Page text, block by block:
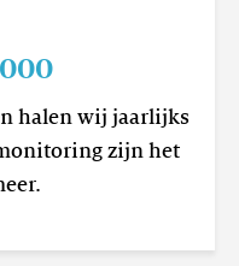
halen wij jaarlijks
zijn het